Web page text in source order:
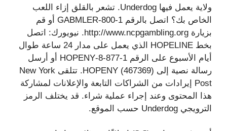
ولاية يعمل فيها Underdog. تشعر بالقلق إزاء اللعب
الخاص بك؟ اتصل بالرقم 1-800-GABMLER أو قم
بزيارة http://www.ncpgambling.org. نيويورك: اتصل
بخط HOPELINE الذي يعمل على مدار 24 ساعة طوال
أيام الأسبوع على الرقم 1-877-8-HOPENY أو أرسل
رسالة نصية إلى HOPENY (467369). تتلقى New York
Post إيرادات من الشراكات التابعة والإعلانات لمشاركة
هذا المحتوى وعند إجراء عملية شراء. قد يختلف الرمز
الترويجي Underdog حسب الموقع.